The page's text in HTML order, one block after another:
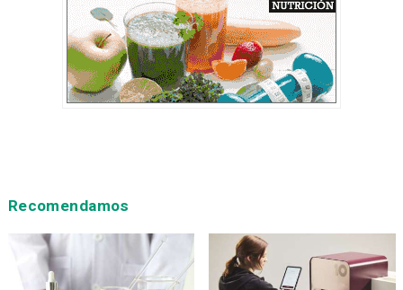
Recomendamos